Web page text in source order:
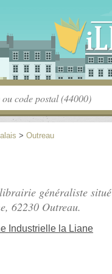
> Outreau
généraliste situé
, 62230 Outreau.
Industrielle la Liane